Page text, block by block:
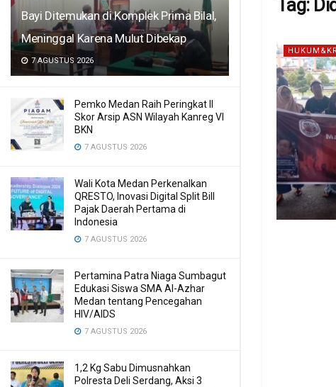
Bayi Ditemukan di Komplek Prima Bilal,
Meninggal Karena Mulut Dibekap
7 AGUSTUS 2026
Pemko Medan Raih Peringkat II
Skor Arsip ASN Wilayah Kanreg VI
BKN
7 AGUSTUS 2026
Wali Kota Medan Perkenalkan
QRESTO, Inovasi Digital Split Bill
Pajak Daerah Pertama di
Indonesia
7 AGUSTUS 2026
Pertamina Patra Niaga Sumbagut
Edukasi Siswa SMA Al-Azhar
Medan tentang Pencegahan
HIV/AIDS
7 AGUSTUS 2026
1,2 Kg Sabu Dimusnahkan
Polresta Deli Serdang, Aksi 3
Tag: